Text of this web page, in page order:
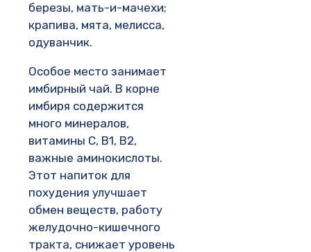
березы, мать-и-мачехи;
крапива, мята, мелисса,
одуванчик.
Особое место занимает
имбирный чай. В корне
имбиря содержится
много минералов,
витамины С, В1, В2,
важные аминокислоты.
Этот напиток для
похудения улучшает
обмен веществ, работу
желудочно-кишечного
тракта, снижает уровень